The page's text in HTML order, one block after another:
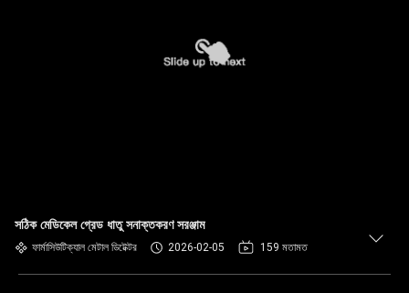
সঠিক মেডিকেল গ্রেড ধাতু সনাক্তকরণ সরঞ্জাম
ফার্মাসিউটিক্যাল মেটাল ডিটেক্টর 2026-02-05 159 মতামত